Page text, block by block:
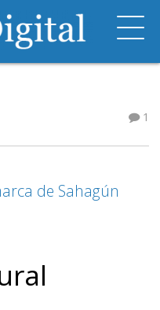
1
de Sahagún